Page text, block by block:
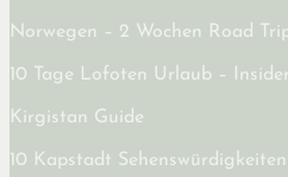
Norwegen – 2 Wochen Road
10 Tage Lofoten Urlaub –
Kirgistan Guide
10 Kapstadt